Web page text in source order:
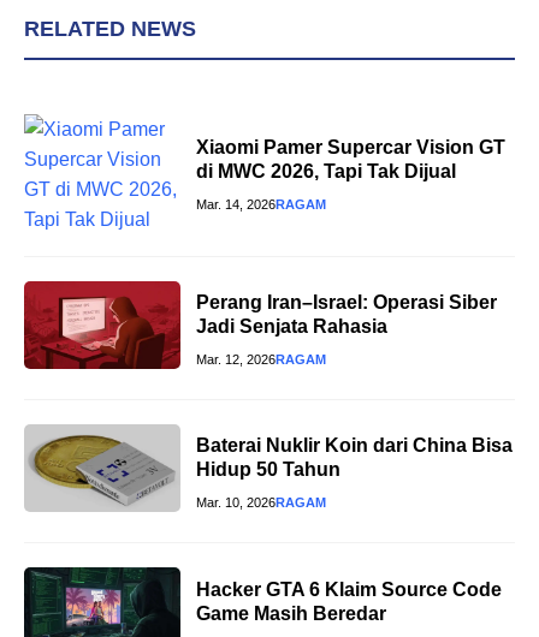
RELATED NEWS
Xiaomi Pamer Supercar Vision GT
di MWC 2026, Tapi Tak Dijual
Mar. 14, 2026RAGAM
Perang Iran–Israel: Operasi Siber
Jadi Senjata Rahasia
Mar. 12, 2026RAGAM
Baterai Nuklir Koin dari China Bisa
Hidup 50 Tahun
Mar. 10, 2026RAGAM
Hacker GTA 6 Klaim Source Code
Game Masih Beredar